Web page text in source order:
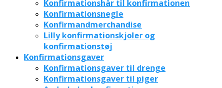
Konfirmationshår til konfirmationen
Konfirmationsnegle
Konfirmandmerchandise
Lilly konfirmationskjoler og
konfirmationstøj
Konfirmationsgaver
Konfirmationsgaver til drenge
Konfirmationsgaver til piger